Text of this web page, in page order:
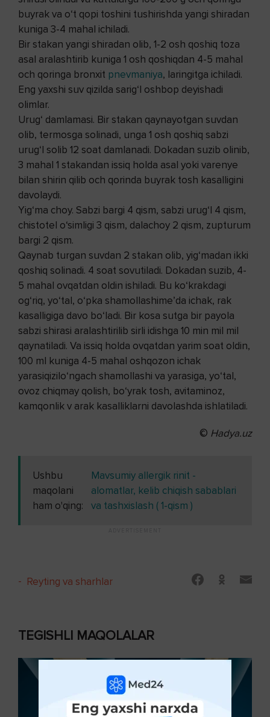
buyrak va o‘t qopi toshini tushirishda yangi shiradan
kuniga 3-4 mahal ichiladi.
Bir stakan yangi shiradan olib, 1-2 osh qoshiq toza
asal aralashtirib kuniga 1 osh qoshiqdan 4-5 mahal
och qoringa bronxit pnevmaniya, laringitga ichiladi.
Eng yaxshi suv qizilda sarig‘I oshbop deyishadi
olimlar.
Urug‘ damlamasi. Bir stakan qaynayotgan suvdan
olib, termosga solinadi, unga 1 osh qoshiq sabzi
urug‘I solib 12 soat damlanadi. Dokadan suzib olinib,
3 mahal 1 stakandan issiq holda asal yoki varenye
bilan shirin qilib och qorinda buyrak tosh kasalligini
davolaydi.
Yig‘ma choy. Sabzi bargi 4 qism, sabzi urug‘I 4 qism,
chistotel o‘simligi 3 qism, dalachoy 2 qism, zupturum
bargi 2 qism.
Qaynab turgan suvdan 2 stakan olib, yig‘madan ikki
qoshiq solinadi. 4 soat sovutiladi. Dokadan suzib, 4-
5 mahal ovqatdan oldin ishiladi. Bu ko‘krakdagi
og‘riq, yo‘tal, o‘pka shamollashime’da ichak, rak
kasalligiga davo bo‘ladi. Bir kosa sutga bir payola
sabzi shirasi aralashtirilib sirli idishga 10 min mil mil
qaynatiladi. Va issiq holda ovqatdan yarim soat oldin,
100 ml kuniga 4-5 mahal oshqozon ichak
yarasiqizilo‘ngach shamollashi va yarasiga, yo‘tal,
ovoz chiqmay qolish, bo‘yrak tosh, avitaminoz,
kamqonlik v arak kasalliklarni davolashda ishlatiladi.
© Hadya.uz
Ushbu
maqolani
ham o'qing:
Mavsumiy allergik rinit -
alomatlar, kelib chiqish sabablari
va tashxislash ( 1-qism )
- Reyting va sharhlar
TEGISHLI MAQOLALAR